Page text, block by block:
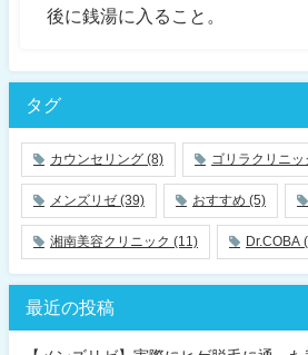
後に銭湯に入ること。
タグ
カウンセリング (8) ゴリラクリニッ
メンズリゼ (39) おすすめ (5)
湘南美容クリニック (11) Dr.COBA
最近の投稿